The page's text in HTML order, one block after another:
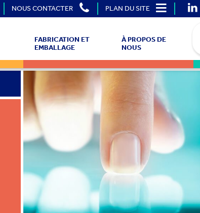
NOUS CONTACTER PLAN DU SITE
FABRICATION ET
EMBALLAGE
À PROPOS DE
NOUS